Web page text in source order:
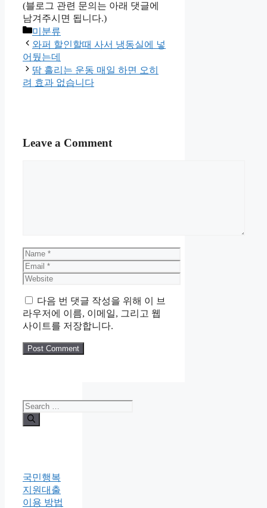
(블로그 관련 문의는 아래 댓글에
남겨주시면 됩니다.)
Categories
미분류
와퍼 할인할때 사서 냉동실에 넣
어뒀는데
땀 흘리는 운동 매일 하면 오히
려 효과 없습니다
Leave a Comment
Name
Email
Website
다음 번 댓글 작성을 위해 이 브
라우저에 이름, 이메일, 그리고 웹
사이트를 저장합니다.
Search
for:
국민행복
지원대출
이용 방법